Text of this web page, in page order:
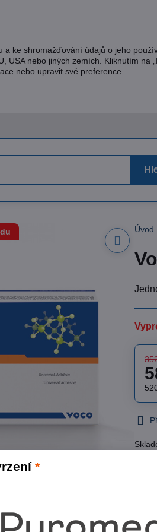
Úvod
ke shromažďování údajů o jeho
nebo jiných zemích. Kliknutím na
nebo upravit své preference.
*